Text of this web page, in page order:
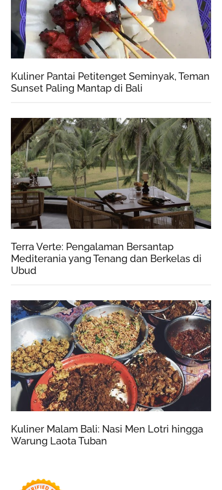
Kuliner Pantai Petitenget Seminyak, Teman
Sunset Paling Mantap di Bali
Terra Verte: Pengalaman Bersantap
Mediterania yang Tenang dan Berkelas di
Ubud
Kuliner Malam Bali: Nasi Men Lotri hingga
Warung Laota Tuban